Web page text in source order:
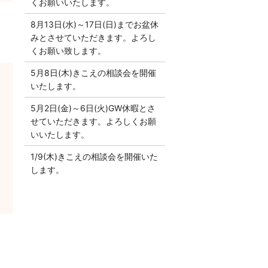
くお願いいたします。
8月13日(水)～17日(日)までお盆休
みとさせていただきます。よろし
くお願い致します。
5月8日(木)きこえの相談会を開催
いたします。
5月2日(金)～6日(火)GW休暇とさ
せていただきます。よろしくお願
いいたします。
1/9(木)きこえの相談会を開催いた
します。